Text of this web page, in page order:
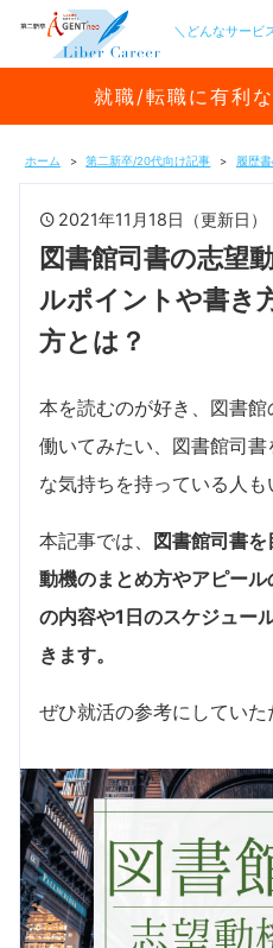
＼どんなサービ
就職/転職に有利
ホーム 第二新卒/20代向け記事 履歴
2021年11月18日（更新日）
図書館司書の志望
ルポイントや書き
方とは？
本を読むのが好き、図書
働いてみたい、図書館司
な気持ちを持っている人も
本記事では、 図書館司書
動機のまとめ方やアピー
の内容や1日のスケジュー
きます。
ぜひ就活の参考にしていた